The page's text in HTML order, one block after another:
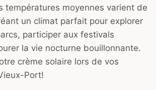
températures moyennes varient de
un climat parfait pour explorer
participer aux festivals
la vie nocturne bouillonnante.
crème solaire lors de vos
Port!